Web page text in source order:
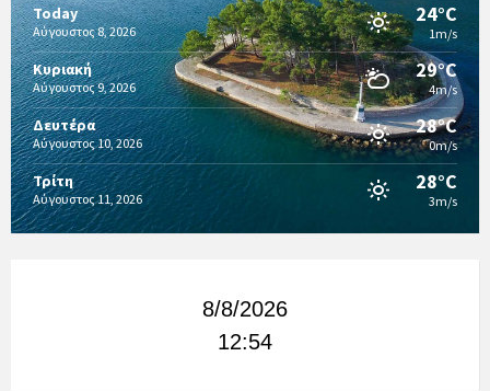
Today
Αύγουστος 8, 2026
24°C
1m/s
Κυριακή
Αύγουστος 9, 2026
29°C
4m/s
Δευτέρα
Αύγουστος 10, 2026
28°C
0m/s
Τρίτη
Αύγουστος 11, 2026
28°C
3m/s
8/8/2026
12:54